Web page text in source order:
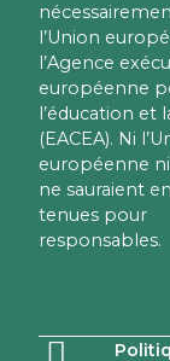
l’Union
l’Agence
européenne
l’éducation et
(EACEA). Ni
européenne ni
ne sauraient
tenues pour
responsables.